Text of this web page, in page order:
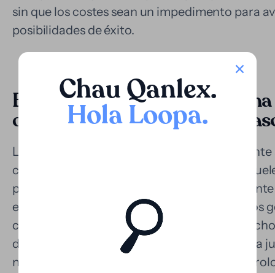
Chau Qanlex.
Hola Loopa.
sin que los costes sean un impedimento para
posibilidades de éxito.
El TPF en litigios judiciales:
duración y los costes de los
Los litigios judiciales en España,
comerciales o demandas contra el Estado,
períodos, lo que incrementa
en los tribunales y la complejidad de los casos
considerable que puede desincentivar a
demandas. Esta situación limita el acceso a la
no pueden afrontar los costes de un litigio